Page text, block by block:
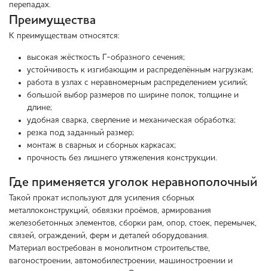
перепадах.
Преимущества
К преимуществам относятся:
высокая жёсткость Г-образного сечения;
устойчивость к изгибающим и распределённым нагрузкам;
работа в узлах с неравномерным распределением усилий;
большой выбор размеров по ширине полок, толщине и
длине;
удобная сварка, сверление и механическая обработка;
резка под заданный размер;
монтаж в сварных и сборных каркасах;
прочность без лишнего утяжеления конструкции.
Где применяется уголок неравнополочный
Такой прокат используют для усиления сборных
металлоконструкций, обвязки проёмов, армирования
железобетонных элементов, сборки рам, опор, стоек, перемычек,
связей, ограждений, ферм и деталей оборудования.
Материал востребован в монолитном строительстве,
вагоностроении, автомобилестроении, машиностроении и